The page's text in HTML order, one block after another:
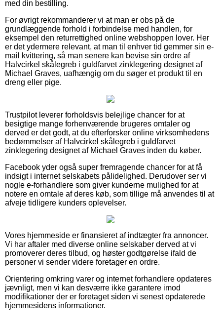
med din bestilling.
For øvrigt rekommanderer vi at man er obs på de
grundlæggende forhold i forbindelse med handlen, for
eksempel den returrettighed online webshoppen lover. Her
er det ydermere relevant, at man til enhver tid gemmer sin e-
mail kvittering, så man senere kan bevise sin ordre af
Halvcirkel skålegreb i guldfarvet zinklegering designet af
Michael Graves, uafhængig om du søger et produkt til en
dreng eller pige.
Trustpilot leverer forholdsvis belejlige chancer for at
besigtige mange forhenværende brugeres omtaler og
derved er det godt, at du efterforsker online virksomhedens
bedømmelser af Halvcirkel skålegreb i guldfarvet
zinklegering designet af Michael Graves inden du køber.
Facebook yder også super fremragende chancer for at få
indsigt i internet selskabets pålidelighed. Derudover ser vi
nogle e-forhandlere som giver kunderne mulighed for at
notere en omtale af deres køb, som tillige må anvendes til at
afveje tidligere kunders oplevelser.
Vores hjemmeside er finansieret af indtægter fra annoncer.
Vi har aftaler med diverse online selskaber derved at vi
promoverer deres tilbud, og høster godtgørelse ifald de
personer vi sender videre foretager en ordre.
Orientering omkring varer og internet forhandlere opdateres
jævnligt, men vi kan desværre ikke garantere imod
modifikationer der er foretaget siden vi senest opdaterede
hjemmesidens informationer.